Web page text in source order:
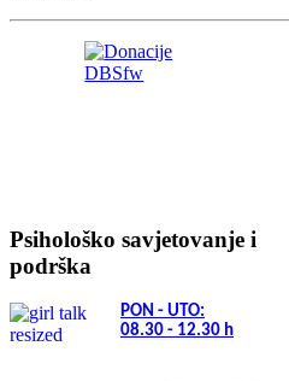
Psihološko savjetovanje i
podrška
PON - UTO:
08.30 - 12.30 h